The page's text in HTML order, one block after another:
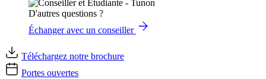
D'autres questions ?
Échanger avec un conseiller
Téléchargez notre brochure
Portes ouvertes